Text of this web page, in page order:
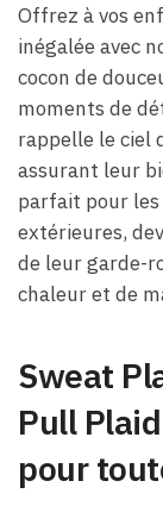
Offrez à vos
inégalée avec
cocon de
moments de
rappelle le ciel
assurant leur
parfait pour les
extérieures,
de leur garde-
chaleur et de
Sweat
Pull
pour